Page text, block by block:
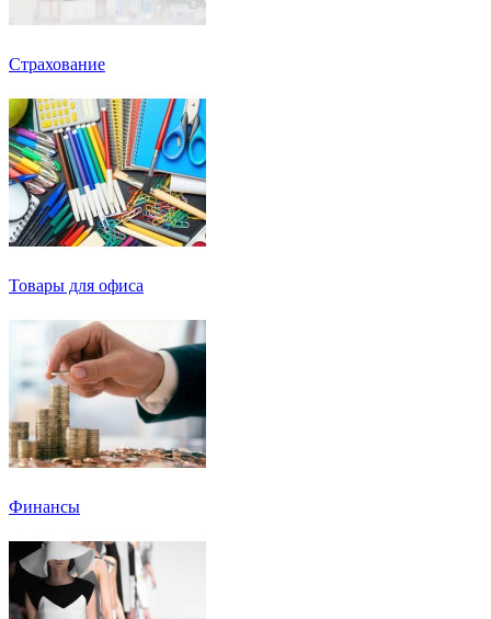
Страхование
Товары для офиса
Финансы